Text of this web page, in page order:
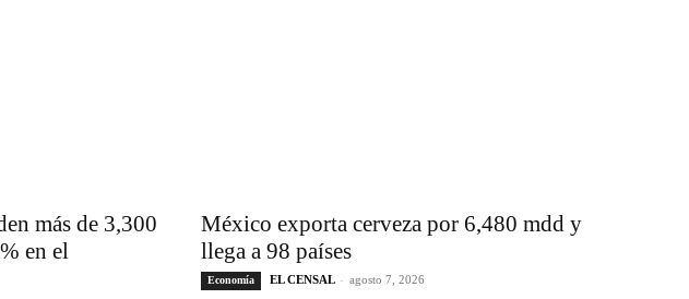
más de 3,300
en el
México exporta cerveza por 6,480 mdd y
llega a 98 países
Economía EL CENSAL - agosto 7, 2026